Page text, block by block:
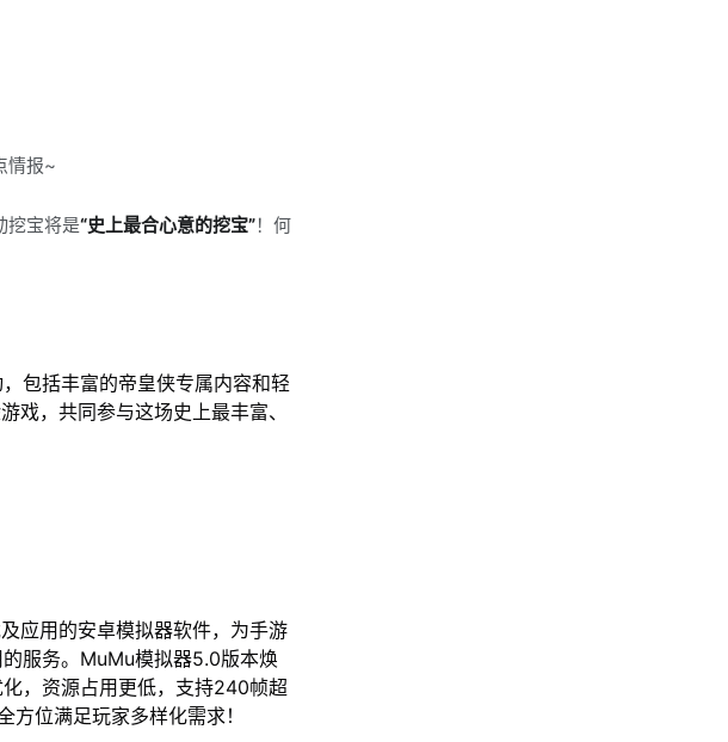
情报~
挖宝将是“史上最合心意的挖宝”！何
包括丰富的帝皇侠专属内容和轻
戏，共同参与这场史上最丰富、
应用的安卓模拟器软件，为手游
服务。MuMu模拟器5.0版本焕
，资源占用更低，支持240帧超
位满足玩家多样化需求！